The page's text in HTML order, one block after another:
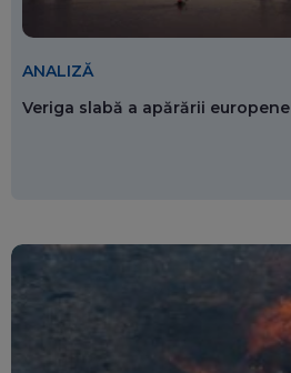
ANALIZĂ
Veriga slabă a apărării europene